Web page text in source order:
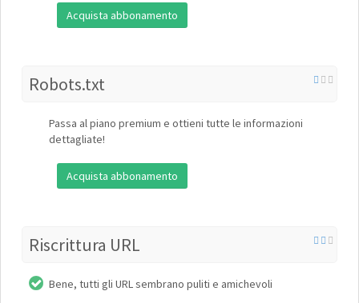
Acquista abbonamento
Robots.txt
Passa al piano premium e ottieni tutte le informazioni
dettagliate!
Acquista abbonamento
Riscrittura URL
Bene, tutti gli URL sembrano puliti e amichevoli